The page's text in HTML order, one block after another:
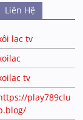
Liên Hệ
lạc tv
tv
play789clu